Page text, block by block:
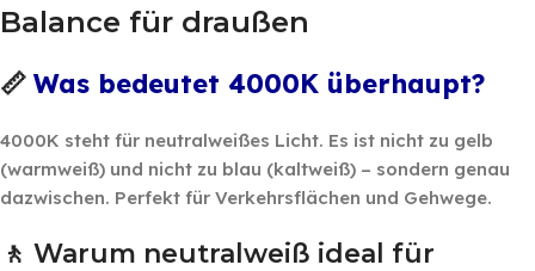
Balance für draußen
📏 Was bedeutet 4000K überhaupt?
4000K steht für neutralweißes Licht. Es ist nicht zu gelb
(warmweiß) und nicht zu blau (kaltweiß) – sondern genau
dazwischen. Perfekt für Verkehrsflächen und Gehwege.
🚶 Warum neutralweiß ideal für